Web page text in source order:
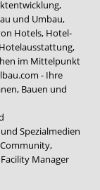
und Umbau,
Hotels, Hotel-
im Mittelpunkt
- Ihre
Bauen und
Spezialmedien
,
Manager